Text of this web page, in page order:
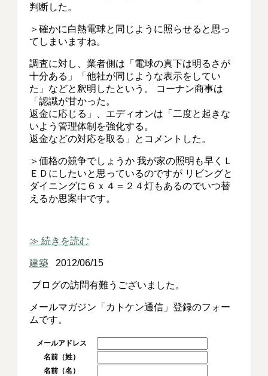
判断した。
＞確かに白熱電球と同じように照らせると思っ
てしまいますね。
調査に対し、業者側は「電球の真下は明るさが
十分ある」「他社が同じような表示をしてい
た」などと釈明したという。 コーナン商事は
「認識が甘かった。
返金に応じる」、エディオンは「二度と起きな
いよう管理体制を強化する。
返金などの対応を取る」とコメントした。
＞価格の競争でしょうか 我が家の照明も早くＬ
ＥＤにしたいと思っているのですが リビングと
ダイニングに６ｘ４＝２４灯もあるのでいつ替
えるか思案中です。
≫ 続きを読む
建築 2012/06/15
ブログの訪問有難うございました。
メールマガジン「カトケン通信」登録のフォー
ムです。
メールアドレス
名前（姓）
名前（名）